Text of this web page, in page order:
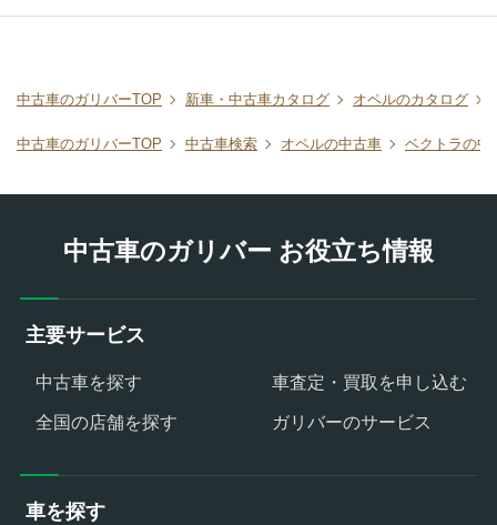
中古車のガリバーTOP 新車・中古車カタログ オペルのカタログ
中古車のガリバーTOP 中古車検索 オペルの中古車 ベクトラの中
中古車のガリバー お役立ち情報
主要サービス
中古車を探す
車査定・買取を申し込む
全国の店舗を探す
ガリバーのサービス
車を探す